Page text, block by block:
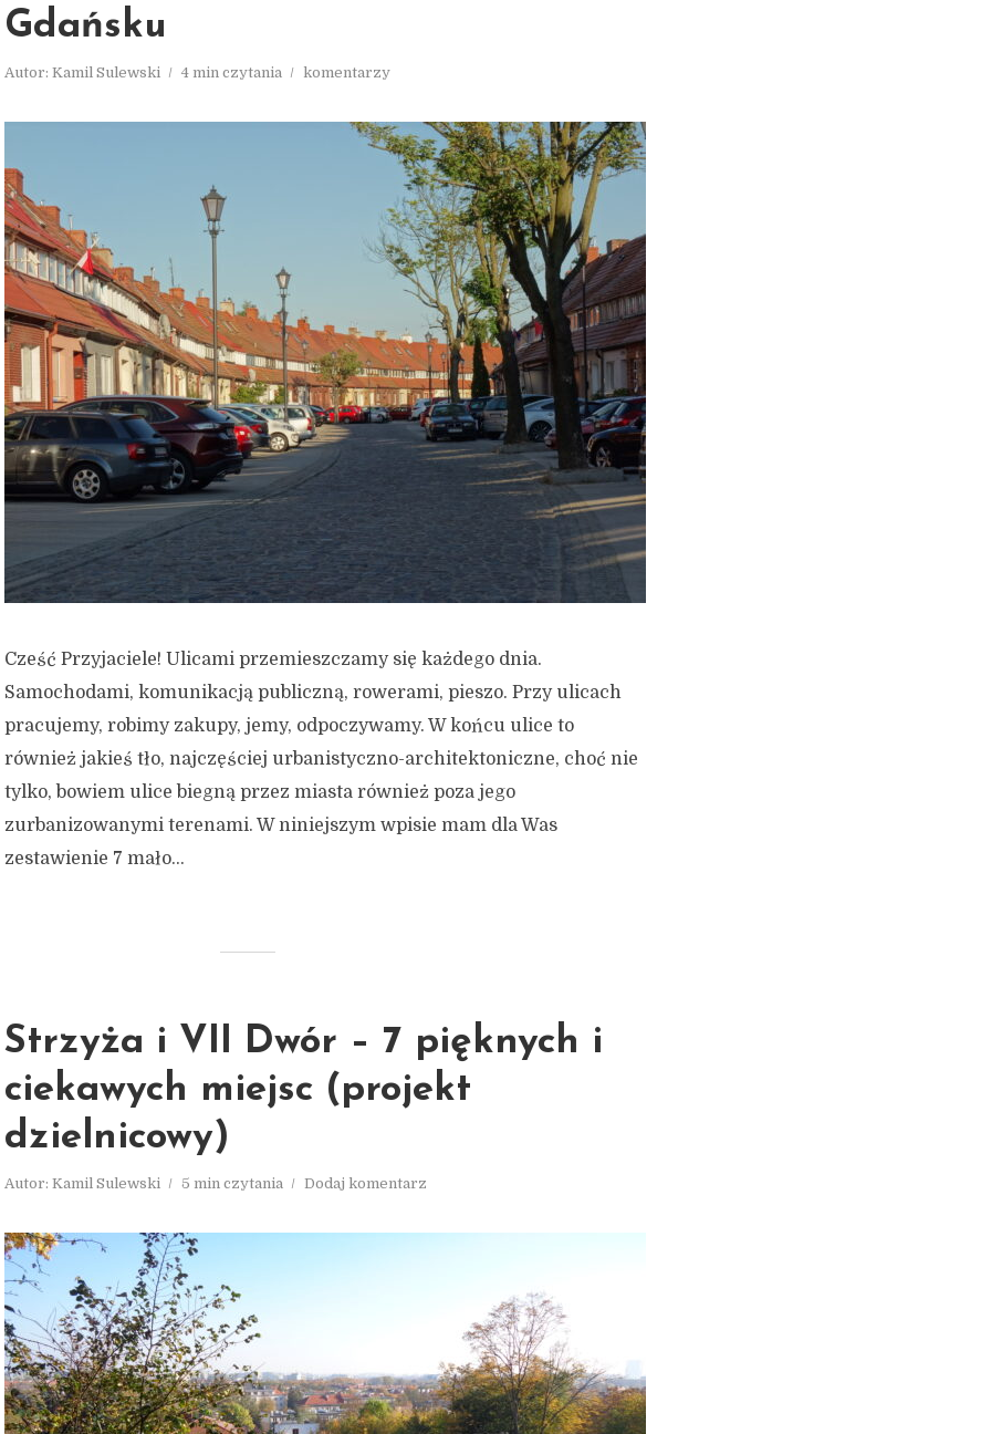
Gdańsku
Autor: Kamil Sulewski 4 min czytania komentarzy
Cześć Przyjaciele! Ulicami przemieszczamy się każdego dnia.
Samochodami, komunikacją publiczną, rowerami, pieszo. Przy ulicach
pracujemy, robimy zakupy, jemy, odpoczywamy. W końcu ulice to
również jakieś tło, najczęściej urbanistyczno-architektoniczne, choć nie
tylko, bowiem ulice biegną przez miasta również poza jego
zurbanizowanymi terenami. W niniejszym wpisie mam dla Was
zestawienie 7 mało...
Strzyża i VII Dwór – 7 pięknych i
ciekawych miejsc (projekt
dzielnicowy)
Autor: Kamil Sulewski 5 min czytania Dodaj komentarz